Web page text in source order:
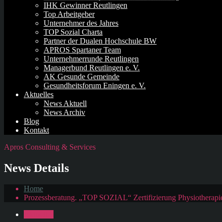
IHK Gewinner Reutlingen
Top Arbeitgeber
Unternehmer des Jahres
TOP Sozial Charta
Partner der Dualen Hochschule BW
APROS Spartaner Team
Unternehmerrunde Reutlingen
Managerbund Reutlingen e. V.
AK Gesunde Gemeinde
Gesundheitsforum Eningen e. V.
Aktuelles
News Aktuell
News Archiv
Blog
Kontakt
Apros Consulting & Services
News Details
Home
Prozessberatung. „TOP SOZIAL“ Zertifizierung